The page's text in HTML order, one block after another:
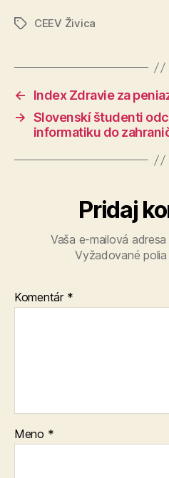
ZnačkyCEEV Živica
←
Index Zdravie za
→ Slovenskí študenti
informatiku do
Pridaj
Vaša e-mailová
Vyžadované
Komentár *
Meno *